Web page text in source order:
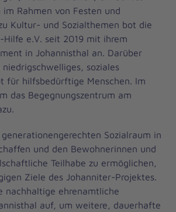
Rahmen von Festen und
Kultur- und Sozialthemen bot die
Hilfe e.V. seit 2019 mit ihrem
in Johannisthal an. Darüber
soziales
für hilfsbedürftige Menschen. Im
das Begegnungszentrum am
Sozialraum in
und den Bewohnerinnen und
Teilhabe zu ermöglichen,
Ziele des Johanniter-Projektes.
nachhaltige ehrenamtliche
auf, um weitere, dauerhafte